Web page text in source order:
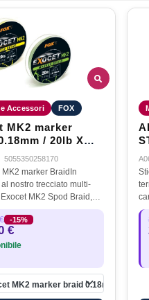
Accessori FOX
MK2 marker
/ 20lb X
300m - green
5055350258170
marker BraidIn
nostro trecciato multi-
MK2 Spod Braid,
anche il
MK2 Exocet Marker Braid,
in modo specifico per la…
-15%
€
MK2 marker braid 0.18mm / 20lb X